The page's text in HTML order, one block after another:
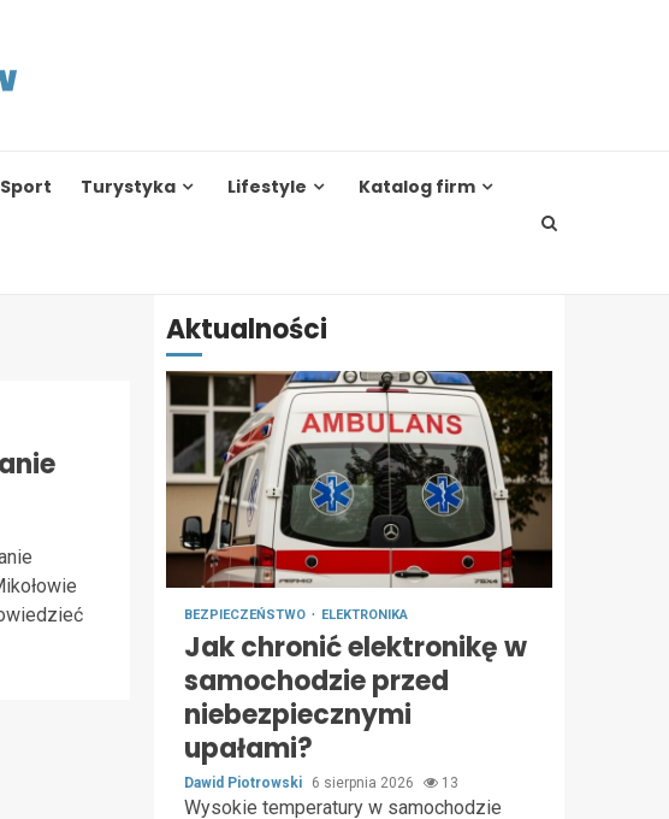
Sport Turystyka Lifestyle Katalog firm
Aktualności
BEZPIECZEŃSTWO ELEKTRONIKA
Jak chronić elektronikę w
samochodzie przed
niebezpiecznymi
upałami?
Dawid Piotrowski 6 sierpnia 2026 13
Wysokie temperatury w samochodzie